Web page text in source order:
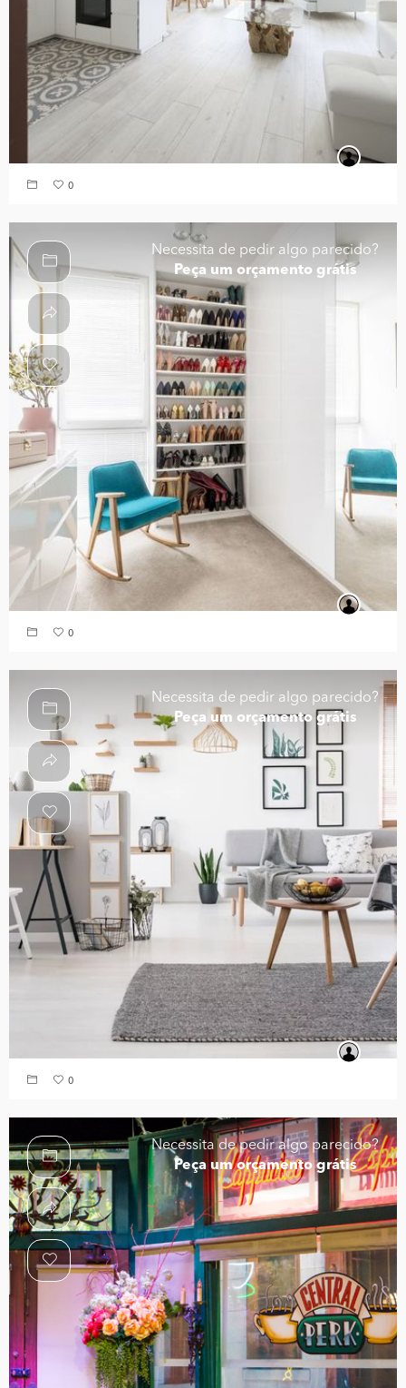
0
Necessita de pedir algo parecido?
Peça um orçamento grátis
0
Necessita de pedir algo parecido?
Peça um orçamento grátis
0
Necessita de pedir algo parecido?
Peça um orçamento grátis